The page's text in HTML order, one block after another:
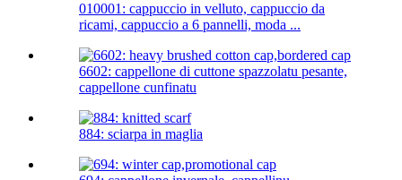
010001: cappuccio in velluto, cappuccio da
ricami, cappuccio a 6 pannelli, moda ...
6602: cappellone di cuttone spazzolatu pesante,
cappellone cunfinatu
884: sciarpa in maglia